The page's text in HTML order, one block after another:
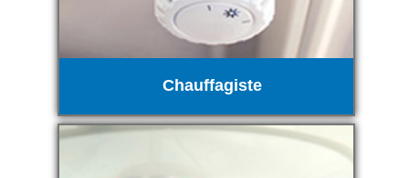
Chauffagiste